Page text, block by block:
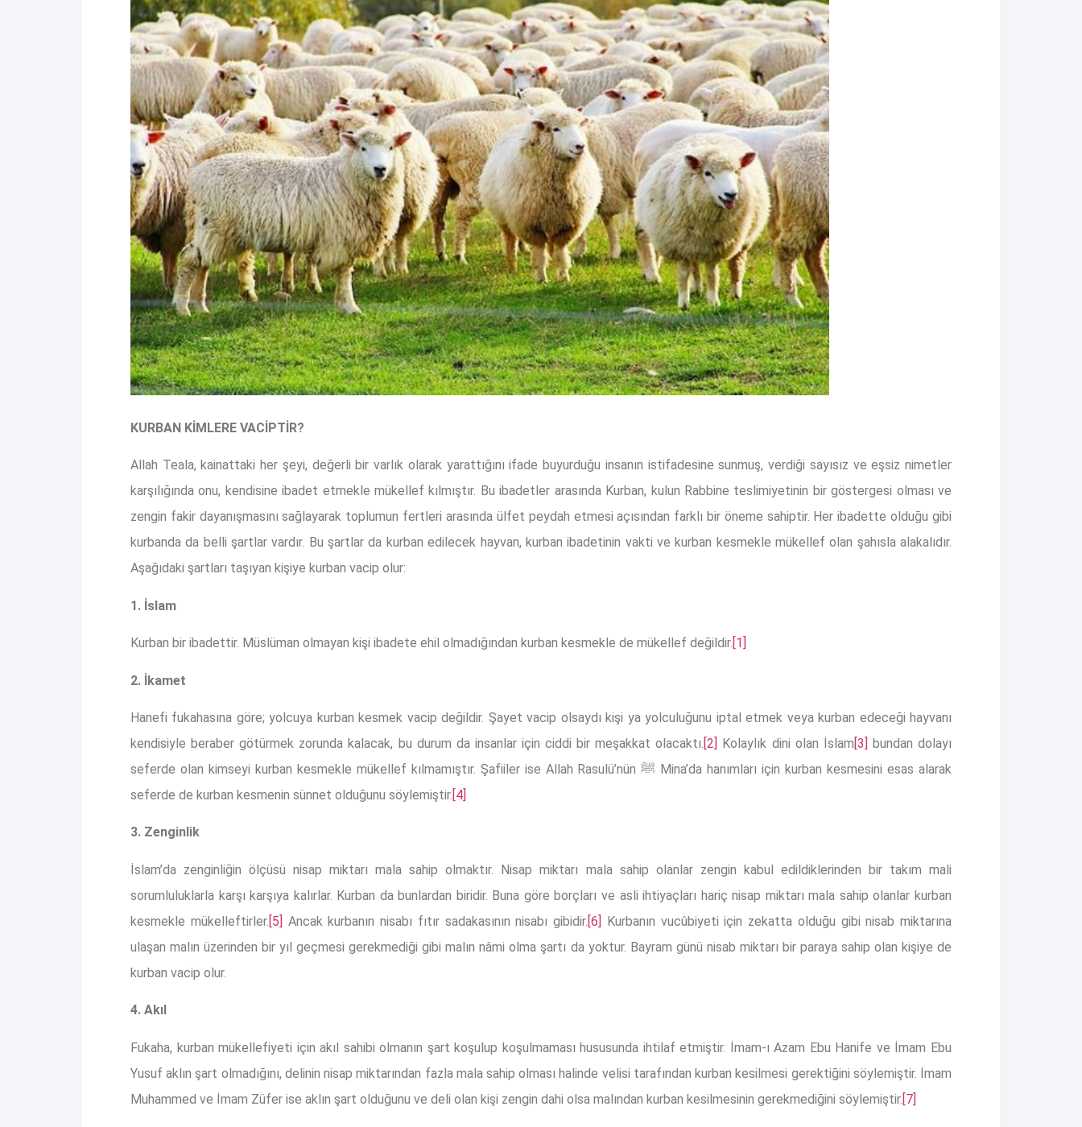
KURBAN KİMLERE VACİPTİR?
Allah Teala, kainattaki her şeyi, değerli bir varlık olarak yarattığını ifade buyurduğu insanın istifadesine sunmuş, verdiği sayısız ve eşsiz nimetler
karşılığında onu, kendisine ibadet etmekle mükellef kılmıştır. Bu ibadetler arasında Kurban, kulun Rabbine teslimiyetinin bir göstergesi olması ve
zengin fakir dayanışmasını sağlayarak toplumun fertleri arasında ülfet peydah etmesi açısından farklı bir öneme sahiptir. Her ibadette olduğu gibi
kurbanda da belli şartlar vardır. Bu şartlar da kurban edilecek hayvan, kurban ibadetinin vakti ve kurban kesmekle mükellef olan şahısla alakalıdır.
Aşağıdaki şartları taşıyan kişiye kurban vacip olur:
1. İslam
Kurban bir ibadettir. Müslüman olmayan kişi ibadete ehil olmadığından kurban kesmekle de mükellef değildir. [1]
2. İkamet
Hanefi fukahasına göre; yolcuya kurban kesmek vacip değildir. Şayet vacip olsaydı kişi ya yolculuğunu iptal etmek veya kurban edeceği hayvanı
kendisiyle beraber götürmek zorunda kalacak, bu durum da insanlar için ciddi bir meşakkat olacaktı.[2] Kolaylık dini olan İslam[3] bundan dolayı
seferde olan kimseyi kurban kesmekle mükellef kılmamıştır. Şafiiler ise Allah Rasulü’nün ﷺ Mina’da hanımları için kurban kesmesini esas alarak
seferde de kurban kesmenin sünnet olduğunu söylemiştir.[4]
3. Zenginlik
İslam’da zenginliğin ölçüsü nisap miktarı mala sahip olmaktır. Nisap miktarı mala sahip olanlar zengin kabul edildiklerinden bir takım mali
sorumluluklarla karşı karşıya kalırlar. Kurban da bunlardan biridir. Buna göre borçları ve asli ihtiyaçları hariç nisap miktarı mala sahip olanlar kurban
kesmekle mükelleftirler. [5] Ancak kurbanın nisabı fıtır sadakasının nisabı gibidir. [6] Kurbanın vucûbiyeti için zekatta olduğu gibi nisab miktarına
ulaşan malın üzerinden bir yıl geçmesi gerekmediği gibi malın nâmi olma şartı da yoktur. Bayram günü nisab miktarı bir paraya sahip olan kişiye de
kurban vacip olur.
4. Akıl
Fukaha, kurban mükellefiyeti için akıl sahibi olmanın şart koşulup koşulmaması hususunda ihtilaf etmiştir. İmam-ı Azam Ebu Hanife ve İmam Ebu
Yusuf aklın şart olmadığını, delinin nisap miktarından fazla mala sahip olması halinde velisi tarafından kurban kesilmesi gerektiğini söylemiştir. İmam
Muhammed ve İmam Züfer ise aklın şart olduğunu ve deli olan kişi zengin dahi olsa malından kurban kesilmesinin gerekmediğini söylemiştir. [7]